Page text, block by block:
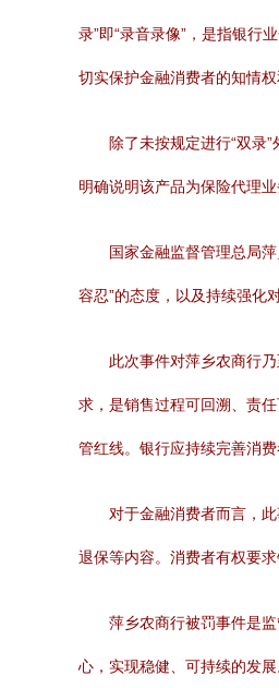
录”即“录音录像”，是指银行
切实保护金融消费者的知情
除了未按规定进行“双录
明确说明该产品为保险代理
国家金融监督管理总局
容忍”的态度，以及持续强化
此次事件对萍乡农商行
求，是销售过程可回溯、责
管红线。银行应持续完善消
对于金融消费者而言，
退保等内容。消费者有权要
萍乡农商行被罚事件是
心，实现稳健、可持续的发